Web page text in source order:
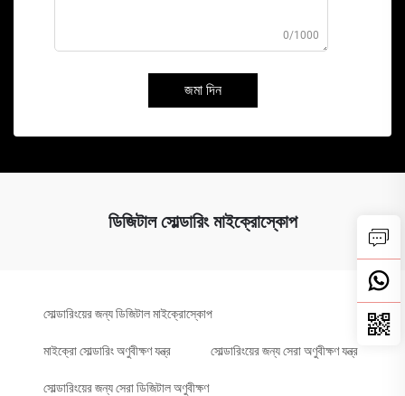
0/1000
জমা দিন
ডিজিটাল সোল্ডারিং মাইক্রোস্কোপ
সোল্ডারিংয়ের জন্য ডিজিটাল মাইক্রোস্কোপ
মাইক্রো সোল্ডারিং অণুবীক্ষণ যন্ত্র সোল্ডারিংয়ের জন্য সেরা অণুবীক্ষণ যন্ত্র
সোল্ডারিংয়ের জন্য সেরা ডিজিটাল অণুবীক্ষণ